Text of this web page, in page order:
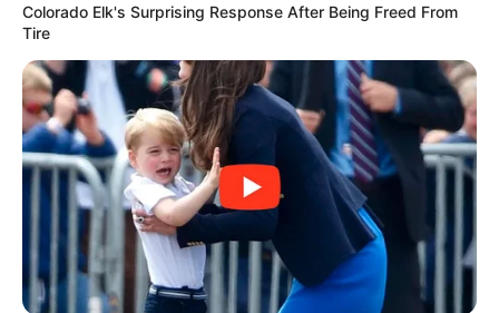
Siapa diantara kalian yang sudah nonton film Ada Apa Dengan
Colorado Elk's Surprising Response After Being Freed From
Tire